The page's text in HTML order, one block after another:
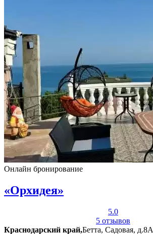
Онлайн бронирование
«Орхидея»
5.0
5 отзывов
Краснодарский край,Бетта, Садовая, д.8А